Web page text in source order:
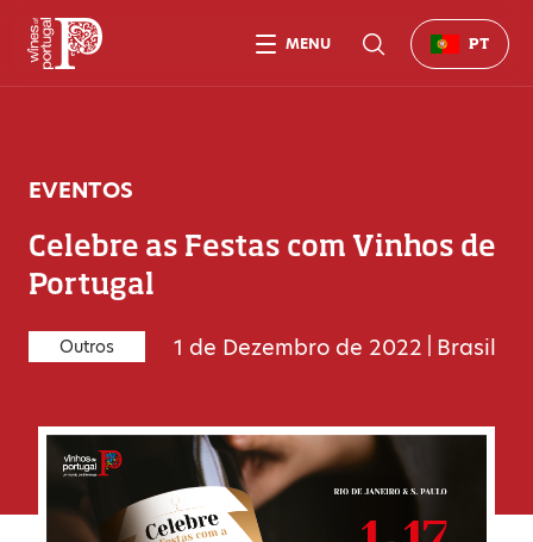
EVENTOS
Celebre as Festas com Vinhos de
Portugal
Outros 1 de Dezembro de 2022 Brasil
MENU PT